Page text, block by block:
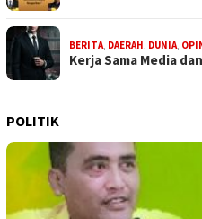
BERITA DAERAH DUNIA
Kerja Sama Media
POLITIK